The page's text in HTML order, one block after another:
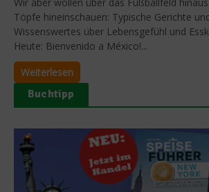
Töpfe hineinschauen: Typische Gerichte
Wissenswertes über Lebensgefühl und
Heute: Bienvenido a México!...
Weiterlesen
Buchtipp